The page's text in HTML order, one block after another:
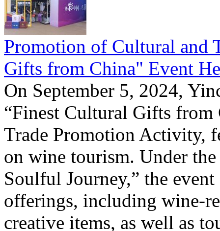
Promotion of Cultural and
Gifts from China" Event
On September 5, 2024,
“Finest Cultural Gifts from
Trade Promotion Activity,
on wine tourism. Under
Soulful Journey,” the
offerings, including wine-
creative items, as well as